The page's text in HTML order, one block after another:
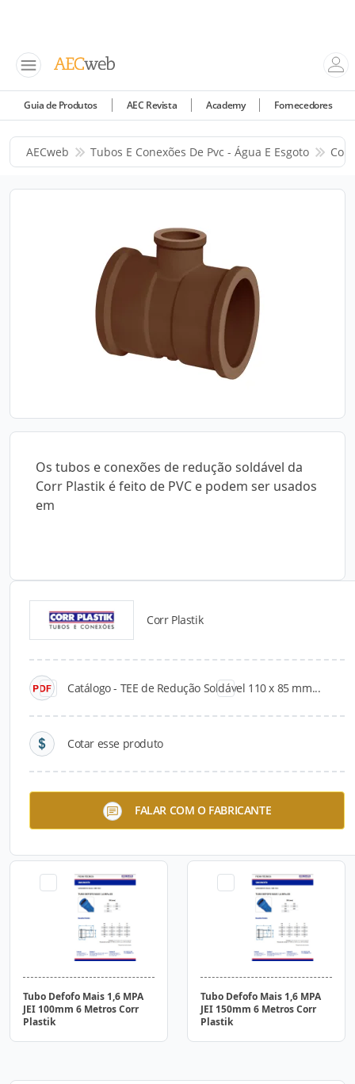
Guia de Produtos AEC Revista Academy Fornecedores
AECweb Tubos E Conexões De Pvc - Água E Esgoto
Os tubos e conexões de redução soldável da
Corr Plastik é feito de PVC e podem ser usados
em
Corr Plastik
Catálogo - TEE de Redução Soldável 110 x 85 mm...
Cotar esse produto
FALAR COM O FABRICANTE
Catálogos para Download
Tubo de Esgoto 1MPA
Pressurizado JEI 500mm 6
Metros Corr Plastik
Pressurizado JEI 600mm 6
Metros Corr Plastik
Tubo Defofo Mais 1,6 MPA
JEI 100mm 6 Metros Corr
Plastik
Tubo Defofo Mais 1,6 MPA
JEI 150mm 6 Metros Corr
Plastik